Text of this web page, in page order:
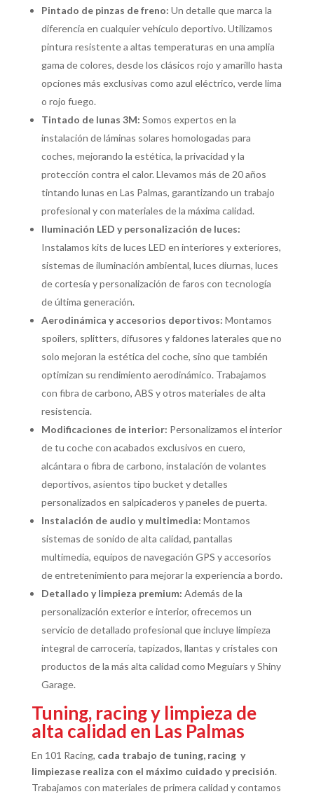
Pintado de pinzas de freno: Un detalle que marca la
diferencia en cualquier vehículo deportivo. Utilizamos
pintura resistente a altas temperaturas en una amplia
gama de colores, desde los clásicos rojo y amarillo hasta
opciones más exclusivas como azul eléctrico, verde lima
o rojo fuego.
Tintado de lunas 3M: Somos expertos en la
instalación de láminas solares homologadas para
coches, mejorando la estética, la privacidad y la
protección contra el calor. Llevamos más de 20 años
tintando lunas en Las Palmas, garantizando un trabajo
profesional y con materiales de la máxima calidad.
Iluminación LED y personalización de luces:
Instalamos kits de luces LED en interiores y exteriores,
sistemas de iluminación ambiental, luces diurnas, luces
de cortesía y personalización de faros con tecnología
de última generación.
Aerodinámica y accesorios deportivos: Montamos
spoilers, splitters, difusores y faldones laterales que no
solo mejoran la estética del coche, sino que también
optimizan su rendimiento aerodinámico. Trabajamos
con fibra de carbono, ABS y otros materiales de alta
resistencia.
Modificaciones de interior: Personalizamos el interior
de tu coche con acabados exclusivos en cuero,
alcántara o fibra de carbono, instalación de volantes
deportivos, asientos tipo bucket y detalles
personalizados en salpicaderos y paneles de puerta.
Instalación de audio y multimedia: Montamos
sistemas de sonido de alta calidad, pantallas
multimedia, equipos de navegación GPS y accesorios
de entretenimiento para mejorar la experiencia a bordo.
Detallado y limpieza premium: Además de la
personalización exterior e interior, ofrecemos un
servicio de detallado profesional que incluye limpieza
integral de carrocería, tapizados, llantas y cristales con
productos de la más alta calidad como Meguiars y Shiny
Garage.
Tuning, racing y limpieza de
alta calidad en Las Palmas
En 101 Racing, cada trabajo de tuning, racing y
limpiezase realiza con el máximo cuidado y precisión.
Trabajamos con materiales de primera calidad y contamos